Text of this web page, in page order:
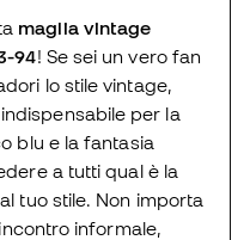
maglia vintage
94! Se sei un vero fan
lo stile vintage,
per la
blu e la fantasia
a tutti qual è la
tuo stile. Non importa
informale,